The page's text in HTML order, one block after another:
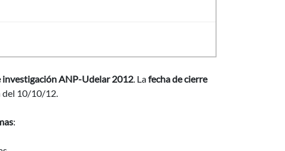
investigación ANP-Udelar 2012. Lafecha de cierre
del 10/10/12.
: